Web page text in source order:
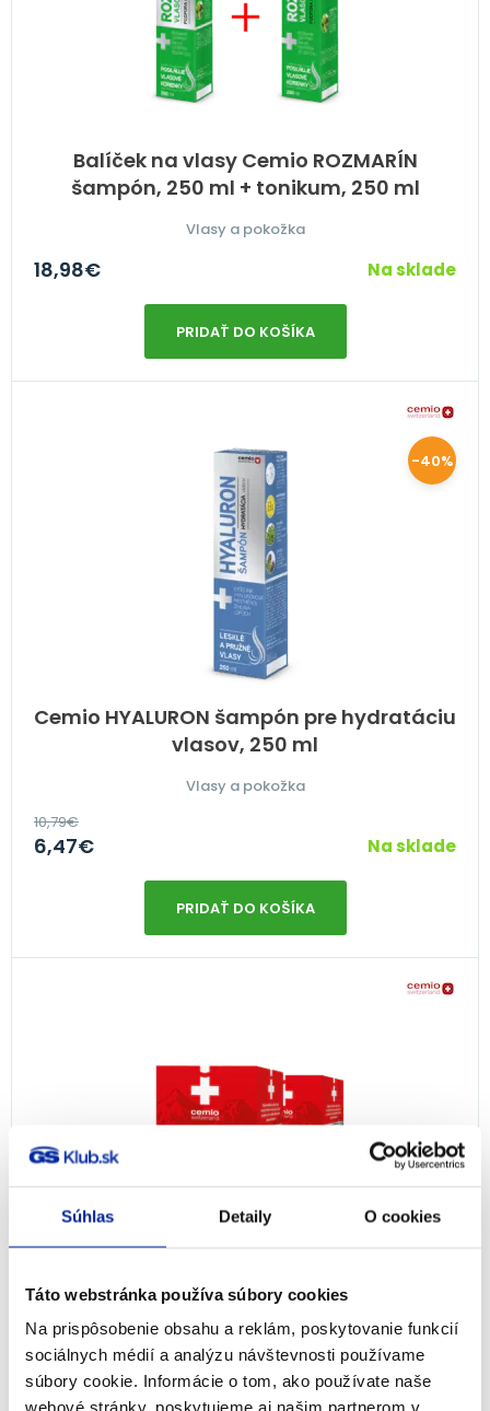
Súhlas Detaily O cookies
Táto webstránka používa súbory cookies
Na prispôsobenie obsahu a reklám, poskytovanie funkcií
sociálnych médií a analýzu návštevnosti používame
súbory cookie. Informácie o tom, ako používate naše
webové stránky, poskytujeme aj našim partnerom v
Balíček na vlasy Cemio ROZMARÍN
šampón, 250 ml + tonikum, 250 ml
Vlasy a pokožka
18,98€ Na sklade
PRIDAŤ DO KOŠÍKA
Cemio HYALURON šampón pre hydratáciu
vlasov, 250 ml
Vlasy a pokožka
-40%
10,79€
6,47€ Na sklade
PRIDAŤ DO KOŠÍKA
Cemio Jód z kelpu, 2× 60 tabliet
Imunita
11,78 € Na sklade